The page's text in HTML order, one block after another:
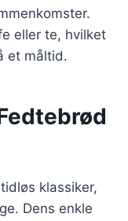
eller te, hvilket
et måltid.
klassiker,
Dens enkle